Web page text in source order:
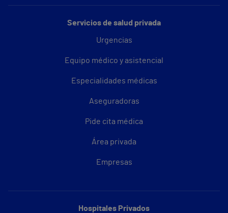
Servicios de salud privada
Urgencias
Equipo médico y asistencial
Especialidades médicas
Aseguradoras
Pide cita médica
Área privada
Empresas
Hospitales Privados